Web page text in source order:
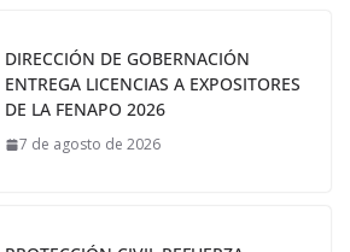
DIRECCIÓN DE GOBERNACIÓN
ENTREGA LICENCIAS A EXPOSITORES
DE LA FENAPO 2026
7 de agosto de 2026